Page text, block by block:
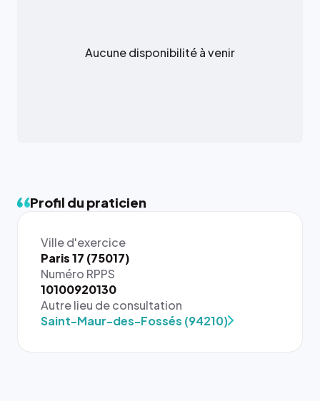
Aucune disponibilité à venir
Profil du praticien
Ville d'exercice
Paris 17 (75017)
Numéro RPPS
10100920130
Autre lieu de consultation
Saint-Maur-des-Fossés (94210)
{# 40×40
: la taille
rendue par
`.profile-